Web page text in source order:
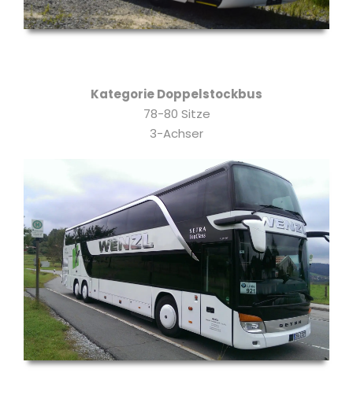
Kategorie Doppelstockbus
78-80 Sitze
3-Achser